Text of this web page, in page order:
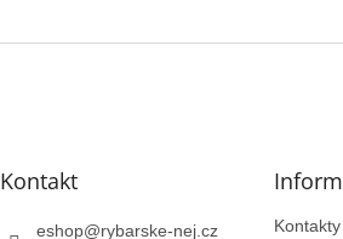
Kontakt
eshop@rybarske-nej.cz Kontakty